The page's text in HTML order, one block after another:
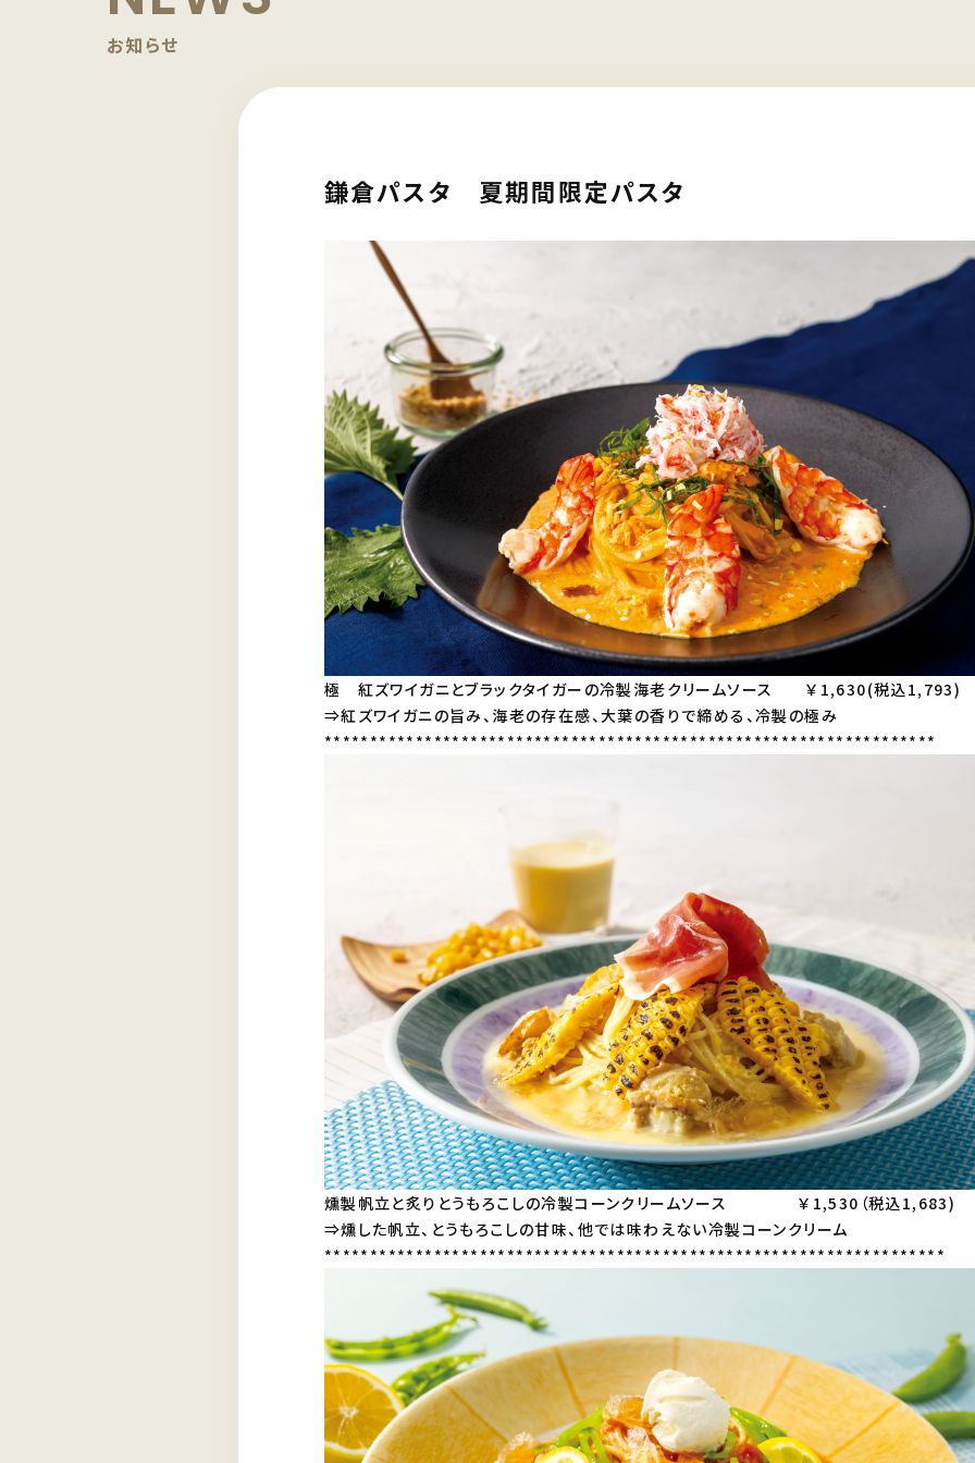
お知らせ
鎌倉パスタ 夏期間限定パスタ
極 紅ズワイガニとブラックタイガーの冷製海老クリームソース ￥1,630(税込
⇒紅ズワイガニの旨み、海老の存在感、大葉の香りで締める、冷製の極み
*******************************************************************
燻製帆立と炙りとうもろこしの冷製コーンクリームソース ￥1,530（税込1,683)
⇒燻した帆立、とうもろこしの甘味、他では味わえない冷製コーンクリーム
********************************************************************